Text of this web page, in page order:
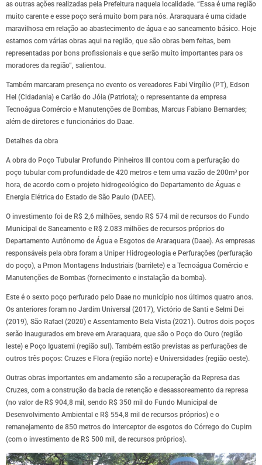
as outras ações realizadas pela Prefeitura naquela localidade. “Essa é uma região
muito carente e esse poço será muito bom para nós. Araraquara é uma cidade
maravilhosa em relação ao abastecimento de água e ao saneamento básico. Hoje
estamos com várias obras aqui na região, que são obras bem feitas, bem
representadas por bons profissionais e que serão muito importantes para os
moradores da região”, salientou.
Também marcaram presença no evento os vereadores Fabi Virgílio (PT), Edson
Hel (Cidadania) e Carlão do Jóia (Patriota); o representante da empresa
Tecnoágua Comércio e Manutenções de Bombas, Marcus Fabiano Bernardes;
além de diretores e funcionários do Daae.
Detalhes da obra
A obra do Poço Tubular Profundo Pinheiros III contou com a perfuração do
poço tubular com profundidade de 420 metros e tem uma vazão de 200m³ por
hora, de acordo com o projeto hidrogeológico do Departamento de Águas e
Energia Elétrica do Estado de São Paulo (DAEE).
O investimento foi de R$ 2,6 milhões, sendo R$ 574 mil de recursos do Fundo
Municipal de Saneamento e R$ 2.083 milhões de recursos próprios do
Departamento Autônomo de Água e Esgotos de Araraquara (Daae). As empresas
responsáveis pela obra foram a Uniper Hidrogeologia e Perfurações (perfuração
do poço), a Pmon Montagens Industriais (barrilete) e a Tecnoágua Comércio e
Manutenções de Bombas (fornecimento e instalação da bomba).
Este é o sexto poço perfurado pelo Daae no município nos últimos quatro anos.
Os anteriores foram no Jardim Universal (2017), Victório de Santi e Selmi Dei
(2019), São Rafael (2020) e Assentamento Bela Vista (2021). Outros dois poços
serão inaugurados em breve em Araraquara, que são o Poço do Ouro (região
leste) e Poço Iguatemi (região sul). Também estão previstas as perfurações de
outros três poços: Cruzes e Flora (região norte) e Universidades (região oeste).
Outras obras importantes em andamento são a recuperação da Represa das
Cruzes, com a construção da bacia de retenção e desassoreamento da represa
(no valor de R$ 904,8 mil, sendo R$ 350 mil do Fundo Municipal de
Desenvolvimento Ambiental e R$ 554,8 mil de recursos próprios) e o
remanejamento de 850 metros do interceptor de esgotos do Córrego do Cupim
(com o investimento de R$ 500 mil, de recursos próprios).